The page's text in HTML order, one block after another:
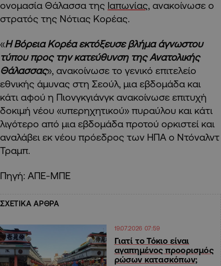
ονομασία Θάλασσα της Ιαπωνίας, ανακοίνωσε ο
στρατός της Νότιας Κορέας.
«Η Βόρεια Κορέα εκτόξευσε βλήμα άγνωστου
τύπου προς την κατεύθυνση της Ανατολικής
Θάλασσας», ανακοίνωσε το γενικό επιτελείο
εθνικής άμυνας στη Σεούλ, μια εβδομάδα και
κάτι αφού η Πιονγκγιάνγκ ανακοίνωσε επιτυχή
δοκιμή νέου «υπερηχητικού» πυραύλου και κάτι
λιγότερο από μια εβδομάδα προτού ορκιστεί και
αναλάβει εκ νέου πρόεδρος των ΗΠΑ ο Ντόναλντ
Τραμπ.
Πηγή: ΑΠΕ-ΜΠΕ
ΣΧΕΤΙΚΑ ΑΡΘΡΑ
19.07.2026 07:59
Γιατί το Τόκιο είναι
αγαπημένος προορισμός
ρώσων κατασκόπων;